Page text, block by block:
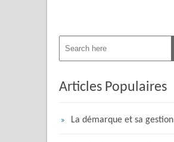
Articles Populaires
La démarque et sa gestion